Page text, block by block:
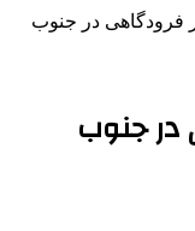
فرودگاهی در جنوب
در جنوب